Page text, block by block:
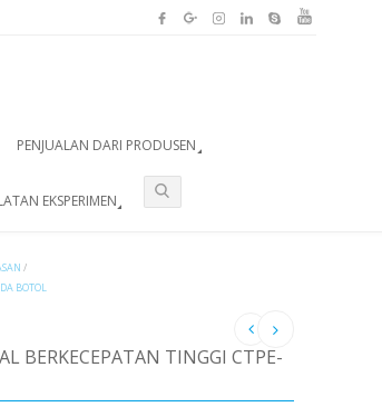
PENJUALAN DARI PRODUSEN
EKSPERIMEN
/
BOTOL
BERKECEPATAN TINGGI CTPE-